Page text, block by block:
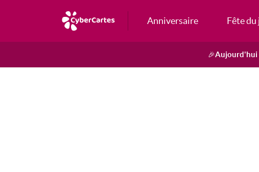
Anniversaire Fête
🎉Aujourd'hui